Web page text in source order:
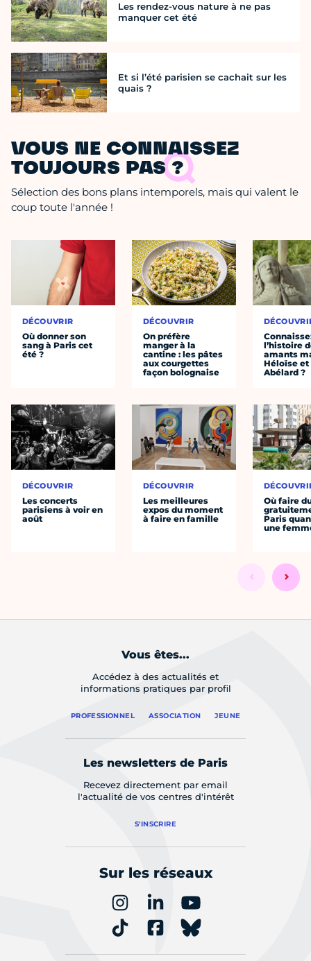
Les rendez-vous nature à ne pas
manquer cet été
Et si l’été parisien se cachait sur les
quais ?
VOUS NE CONNAISSEZ
TOUJOURS PAS ?
Sélection des bons plans intemporels, mais qui valent le
coup toute l'année !
DÉCOUVRIR
Où donner son
sang à Paris cet
été ?
DÉCOUVRIR
Les concerts
parisiens à voir en
août
DÉCOUVRIR
On préfère
manger à la
cantine : les pâtes
aux courgettes
façon bolognaise
DÉCOUVRIR
Les meilleures
expos du moment
à faire en famille
l’histoire
amants
Héloïse et
Abélard ?
Où faire
Paris
une
Vous êtes...
Accédez à des actualités et
informations pratiques par profil
PROFESSIONNEL ASSOCIATION JEUNE
Les newsletters de Paris
Recevez directement par email
l'actualité de vos centres d'intérêt
S'INSCRIRE
Sur les réseaux